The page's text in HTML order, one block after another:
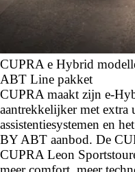
CUPRA e Hybrid
ABT Line pakket
CUPRA maakt zijn e-
aantrekkelijker met extra
assistentiesystemen en
BY ABT aanbod. De
CUPRA Leon